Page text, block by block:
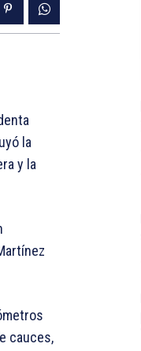
la
y la
cauces,